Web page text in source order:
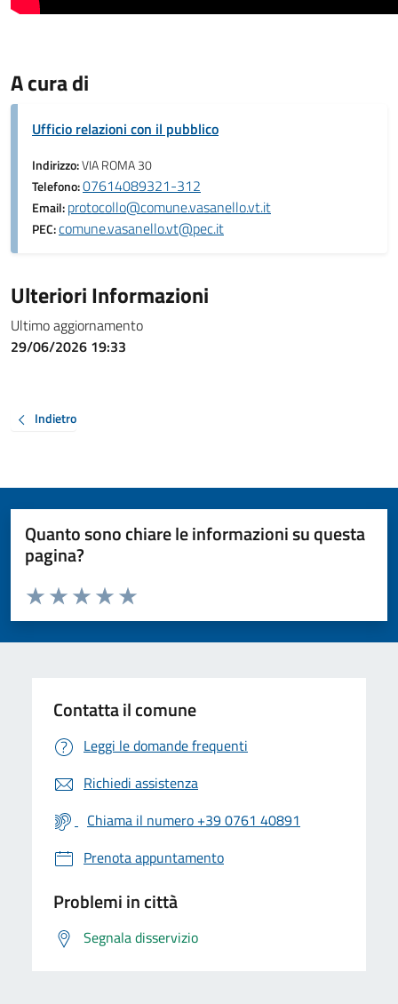
A cura di
Ufficio relazioni con il pubblico
Indirizzo:VIA ROMA 30
Telefono:07614089321-312
Email:protocollo@comune.vasanello.vt.it
PEC:comune.vasanello.vt@pec.it
Ulteriori Informazioni
Ultimo aggiornamento
29/06/2026 19:33
Indietro
Quanto sono chiare le informazioni su questa
pagina?
Valuta da 1 a 5 stelle la pagina
Valuta 5 stelle su 5
Valuta 4 stelle su 5
Valuta 3 stelle su 5
Valuta 2 stelle su 5
Valuta 1 stelle su 5
Contatta il comune
Leggi le domande frequenti
Richiedi assistenza
Chiama il numero +39 0761 40891
Prenota appuntamento
Problemi in città
Segnala disservizio